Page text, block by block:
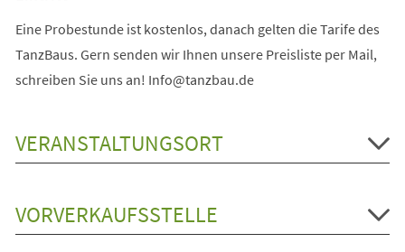
Eine Probestunde ist kostenlos, danach gelten die Tarife des
TanzBaus. Gern senden wir Ihnen unsere Preisliste per Mail,
schreiben Sie uns an! Info@tanzbau.de
VERANSTALTUNGSORT
VORVERKAUFSSTELLE